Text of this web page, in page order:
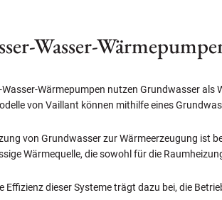
Wasser-
Wasser-Wärmepumpen nutzen Grundwasser
von Vaillant können mithilfe eines
von Grundwasser zur Wärmeerzeugung ist
Wärmequelle, die sowohl für die
Effizienz dieser Systeme trägt dazu bei, die